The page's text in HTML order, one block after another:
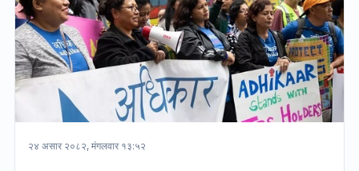
२४ असार २०८२, मंगलवार १३:५२